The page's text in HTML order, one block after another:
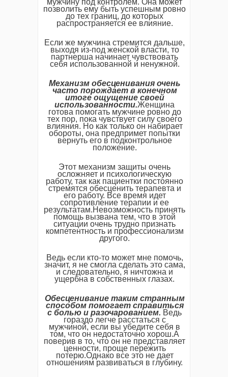
мужчину под контролем. Она может
позволить ему быть успешным ровно
до тех границ, до которых
распространяется ее влияние.
Если же мужчина стремится дальше,
выходя из-под женской власти, то
партнерша начинает чувствовать
себя использованной и ненужной.
Механизм обесценивания очень
часто порождает в конечном
итоге ощущение своей
использованности.Женщина
готова помогать мужчине ровно до
тех пор, пока чувствует силу своего
влияния. Но как только он набирает
обороты, она предпримет попытки
вернуть его в подконтрольное
положение.
Этот механизм защиты очень
осложняет и психологическую
работу, так как пациентки постоянно
стремятся обесценить терапевта и
его работу. Все время идет
сопротивление терапии и ее
результатам.Невозможность принять
помощь вызвана тем, что в этой
ситуации очень трудно признать
компетентность и профессионализм
другого.
Ведь если кто-то может мне помочь,
значит, я не смогла сделать это сама,
и следовательно, я ничтожна и
ущербна в собственных глазах.
Обесценивание таким странным
способом помогает справиться
с болью и разочарованием. Ведь
гораздо легче расстаться с
мужчиной, если вы убедите себя в
том, что он недостаточно хорош.А
поверив в то, что он не представляет
ценности, проще пережить
потерю.Однако все это не дает
отношениям развиваться в глубину.